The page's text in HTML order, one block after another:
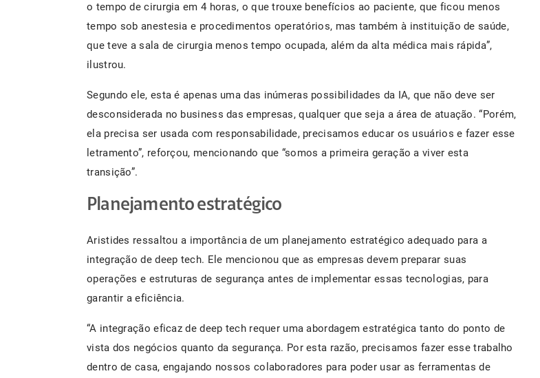
o tempo de cirurgia em 4 horas, o que trouxe benefícios ao paciente, que ficou menos
tempo sob anestesia e procedimentos operatórios, mas também à instituição de saúde,
que teve a sala de cirurgia menos tempo ocupada, além da alta médica mais rápida”,
ilustrou.
Segundo ele, esta é apenas uma das inúmeras possibilidades da IA, que não deve ser
desconsiderada no business das empresas, qualquer que seja a área de atuação. “Porém,
ela precisa ser usada com responsabilidade, precisamos educar os usuários e fazer esse
letramento”, reforçou, mencionando que “somos a primeira geração a viver esta
transição”.
Planejamento estratégico
Aristides ressaltou a importância de um planejamento estratégico adequado para a
integração de deep tech. Ele mencionou que as empresas devem preparar suas
operações e estruturas de segurança antes de implementar essas tecnologias, para
garantir a eficiência.
“A integração eficaz de deep tech requer uma abordagem estratégica tanto do ponto de
vista dos negócios quanto da segurança​. Por esta razão, precisamos fazer esse trabalho
dentro de casa, engajando nossos colaboradores para poder usar as ferramentas de